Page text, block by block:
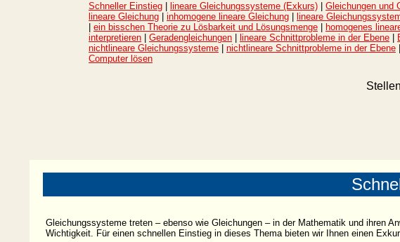
Schneller Einstieg lineare Gleichungssysteme (Exkurs) Gleichungen und
lineare Gleichung
inhomogene lineare Gleichung lineare
ein bisschen Theorie zu Lösbarkeit und Lösungsmenge homogenes
interpretieren
Geradengleichungen lineare Schnittprobleme in der Ebene
nichtlineare Gleichungssysteme
nichtlineare Schnittprobleme in der Ebene
Computer lösen
Gleichungssysteme treten – ebenso wie Gleichungen – in der Mathematik und ihren
Wichtigkeit. Für einen schnellen Einstieg in dieses Thema bieten wir Ihnen einen